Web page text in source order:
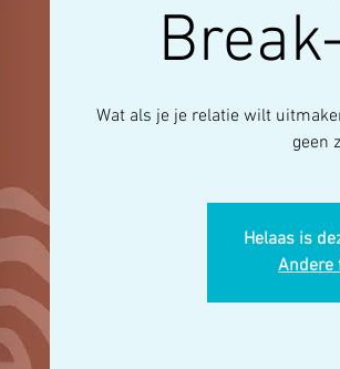
Wat als je je relatie wilt
geen
Helaas is
Andere